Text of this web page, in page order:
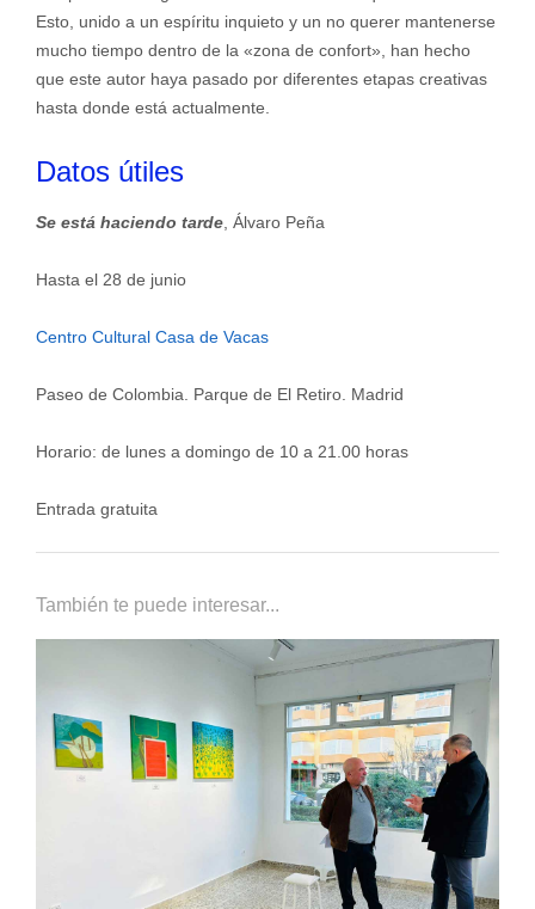
Esto, unido a un espíritu inquieto y un no querer mantenerse
mucho tiempo dentro de la «zona de confort», han hecho
que este autor haya pasado por diferentes etapas creativas
hasta donde está actualmente.
Datos útiles
Se está haciendo tarde, Álvaro Peña
Hasta el 28 de junio
Centro Cultural Casa de Vacas
Paseo de Colombia. Parque de El Retiro. Madrid
Horario: de lunes a domingo de 10 a 21.00 horas
Entrada gratuita
También te puede interesar...